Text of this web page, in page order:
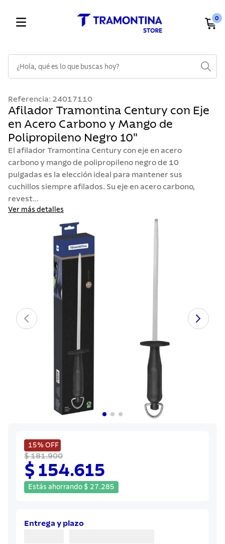
0
Referencia: 24017110
Afilador Tramontina Century con Eje
en Acero Carbono y Mango de
Polipropileno Negro 10"
El afilador Tramontina Century con eje en acero
carbono y mango de polipropileno negro de 10
pulgadas es la elección ideal para mantener sus
cuchillos siempre afilados. Su eje en acero carbono,
revest...
Ver más detalles
15% OFF
$ 181.900
$ 154.615
Estás ahorrando $ 27.285
Entrega y plazo
1.
cuchillos
2
cubiertos
3.
sarten
4
5.
ollas
acero inoxidable
7.
sartenes
juego cuchillos
cuchillo